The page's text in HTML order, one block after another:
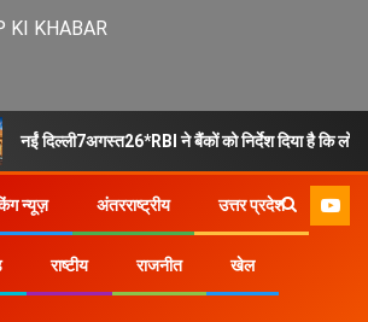
KI KHABAR
नईं दिल्ली7अगस्त26*RBI ने बैंकों को निर्देश दिया है कि
न्यूज़ अंतरराष्ट्रीय उत्तर प्रदेश
राष्टीय राजनीत खेल